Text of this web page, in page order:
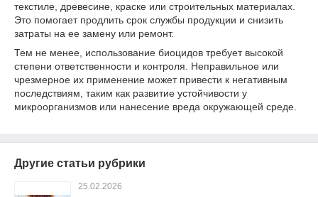
текстиле, древесине, краске или строительных материалах.
Это помогает продлить срок службы продукции и снизить
затраты на ее замену или ремонт.
Тем не менее, использование биоцидов требует высокой
степени ответственности и контроля. Неправильное или
чрезмерное их применение может привести к негативным
последствиям, таким как развитие устойчивости у
микроорганизмов или нанесение вреда окружающей среде.
Другие статьи рубрики
25.02.2026